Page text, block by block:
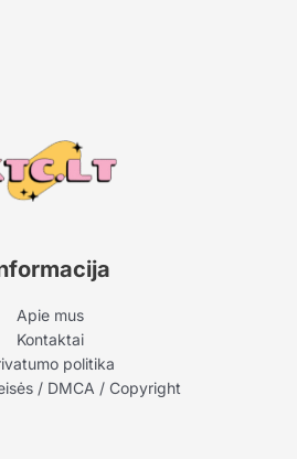
Apie mus
Kontaktai
politika
/ DMCA / Copyright